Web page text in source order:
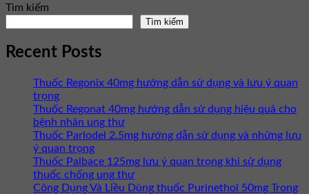
Tìm kiếm
Tìm kiếm
Recent Posts
Thuốc Regonix 40mg hướng dẫn sử dụng và lưu ý quan
trọng
Thuốc Regonat 40mg hướng dẫn sử dụng hiệu quả cho
bệnh nhân ung thư
Thuốc Parlodel 2.5mg hướng dẫn sử dụng và những lưu
ý quan trọng
Thuốc Palbace 125mg lưu ý quan trọng khi sử dụng
thuốc chống ung thư
Công Dụng Và Liều Dùng thuốc Purinethol 50mg Trong